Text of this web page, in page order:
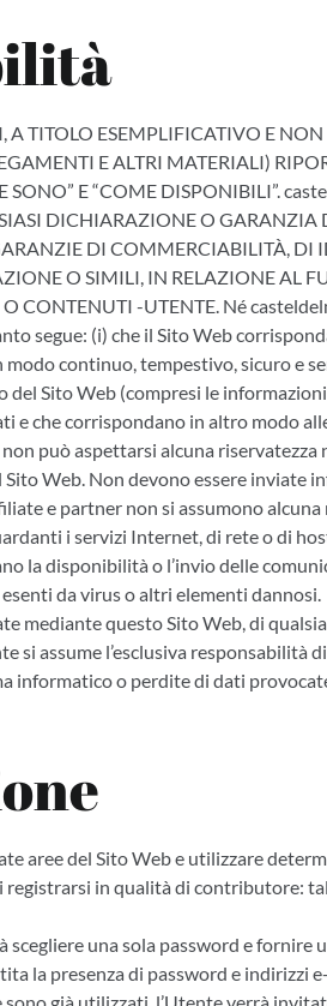
TITOLO ESEMPLIFICATIVO E NON
E ALTRI MATERIALI)
SONO” E “COME DISPONIBILI”.
DICHIARAZIONE O GARANZIA
DI COMMERCIABILITÀ, DI
O SIMILI, IN RELAZIONE AL
O CONTENUTI -UTENTE. Né
segue: (i) che il Sito Web
continuo, tempestivo, sicuro e
Sito Web (compresi le
e che corrispondano in altro modo
può aspettarsi alcuna
Web. Non devono essere inviate
e partner non si assumono
i servizi Internet, di rete o di
la disponibilità o l’invio delle
da virus o altri elementi dannosi.
mediante questo Sito Web, di
si assume l’esclusiva responsabilità
informatico o perdite di dati
aree del Sito Web e utilizzare
registrarsi in qualità di contributore:
scegliere una sola password e fornire
la presenza di password e indirizzi